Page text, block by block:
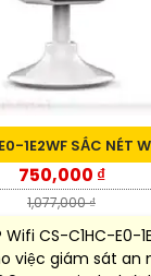
1E2WF SẮC NÉT
750,000 ₫
1,077,000 ₫
CS-C1HC-E0-
việc giám sát an